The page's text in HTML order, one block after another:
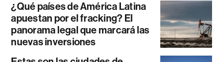
¿Qué países de América Latina
apuestan por el fracking? El
panorama legal que marcará las
nuevas inversiones